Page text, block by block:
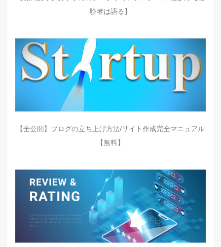
験者は語る】
【全公開】ブログの立ち上げ方法/サイト作成完全マニュアル
【無料】